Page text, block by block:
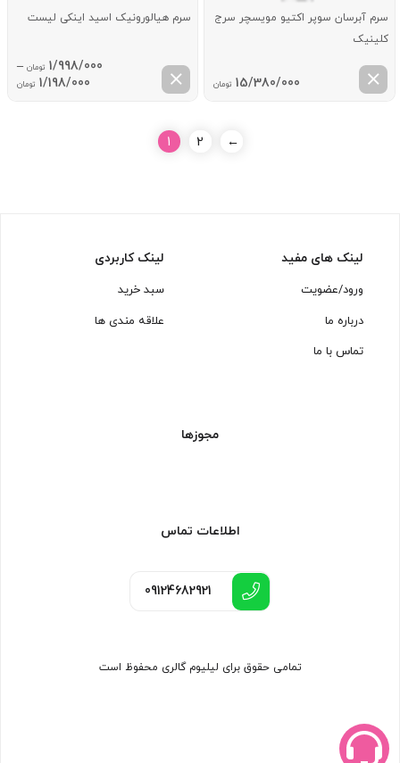
سرم آبرسان سوپر اکتیو مویسچر سرج
کلینیک
15/380/000 تومان
سرم هیالورونیک اسید اینکی لیست
1/998/000 تومان –
1/198/000 تومان
1 2 ←
لینک های مفید
ورود/عضویت
درباره ما
تماس با ما
لینک کاربردی
سبد خرید
علاقه مندی ها
مجوزها
اطلاعات تماس
09124682921
تمامی حقوق برای لیلیوم گالری محفوظ است